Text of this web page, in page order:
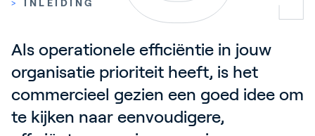
Inloggen
Nederlands
> INLEIDING
Als operationele efficiëntie in jouw
organisatie prioriteit heeft, is het
commercieel gezien een goed idee om
te kijken naar eenvoudigere,